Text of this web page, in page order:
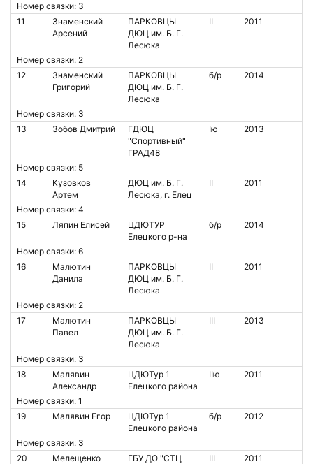
Номер связки: 3
11
Знаменский
Арсений
ПАРКОВЦЫ
ДЮЦ им. Б. Г.
Лесюка
II 2011
Номер связки: 2
12
Знаменский
Григорий
ПАРКОВЦЫ
ДЮЦ им. Б. Г.
Лесюка
б/р 2014
Номер связки: 3
13
Зобов Дмитрий
ГДЮЦ
"Спортивный"
ГРАД48
Iю 2013
Номер связки: 5
14
Кузовков
Артем
ДЮЦ им. Б. Г.
Лесюка, г. Елец
II 2011
Номер связки: 4
15
Ляпин Елисей
ЦДЮТУР
Елецкого р-на
б/р 2014
Номер связки: 6
16
Малютин
Данила
ПАРКОВЦЫ
ДЮЦ им. Б. Г.
Лесюка
II 2011
Номер связки: 2
17
Малютин
Павел
ПАРКОВЦЫ
ДЮЦ им. Б. Г.
Лесюка
III 2013
Номер связки: 3
18
Малявин
Александр
ЦДЮТур 1
Елецкого района
IIю 2011
Номер связки: 1
19
Малявин Егор
ЦДЮТур 1
Елецкого района
б/р 2012
Номер связки: 3
20
Мелещенко
ГБУ ДО "СТЦ
III 2011